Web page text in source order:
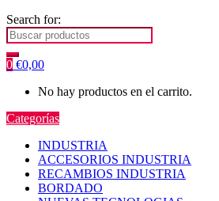
Search for:
0 €0,00
No hay productos en el carrito.
Categorías
INDUSTRIA
ACCESORIOS INDUSTRIA
RECAMBIOS INDUSTRIA
BORDADO